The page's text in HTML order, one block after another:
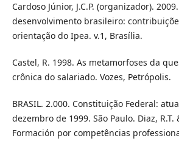
Cardoso Júnior, J.C.P. (organizador).
desenvolvimento brasileiro:
orientação do Ipea. v.1, Brasília.
Castel, R. 1998. As metamorfoses da
crônica do salariado. Vozes, Petrópolis.
BRASIL. 2.000. Constituição Federal:
dezembro de 1999. São Paulo. Diaz, R.T.
Formación por competências